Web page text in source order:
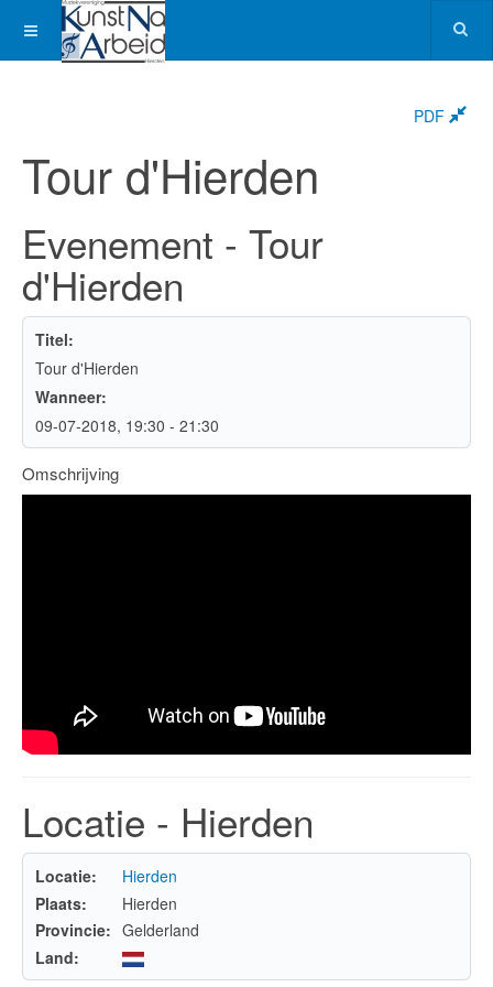
PDF
Tour d'Hierden
Evenement - Tour
d'Hierden
Titel:
Tour d'Hierden
Wanneer:
09-07-2018, 19:30 - 21:30
Omschrijving
Locatie - Hierden
Locatie:
Hierden
Plaats:
Hierden
Provincie: Gelderland
Land: